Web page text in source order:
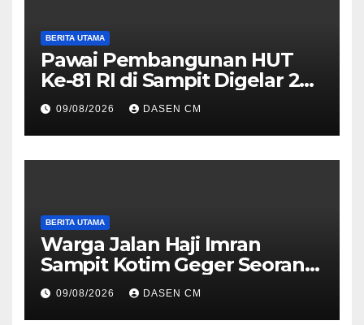
BERITA UTAMA
Pawai Pembangunan HUT
Ke-81 RI di Sampit Digelar 22
Agustus 2026, Ini Rute dan
Cara Daftarnya
09/08/2026 DASEN CM
BERITA UTAMA
Warga Jalan Haji Imran
Sampit Kotim Geger Seorang
Perempuan Sempat Naik
Menara Pemancar TVRI
09/08/2026 DASEN CM